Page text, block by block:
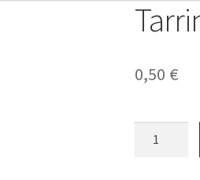
0,50 €